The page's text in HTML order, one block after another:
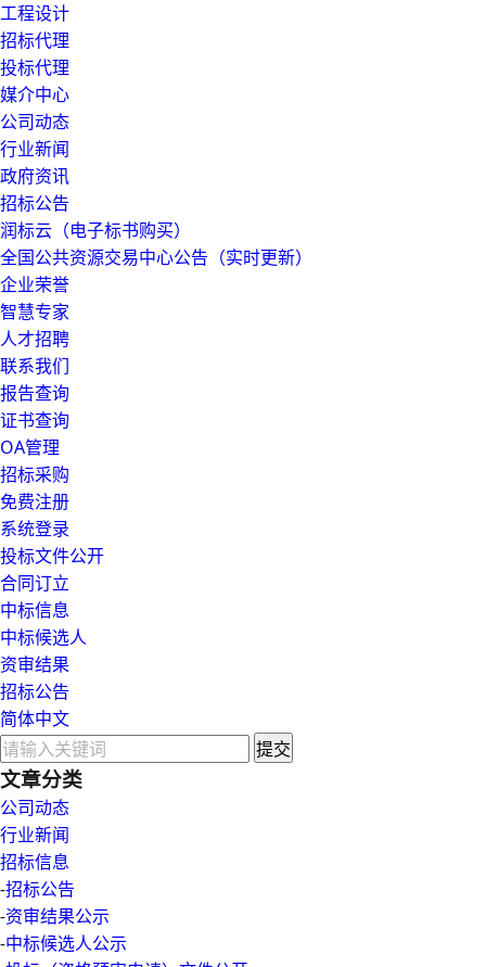
工程设计
招标代理
投标代理
媒介中心
公司动态
行业新闻
政府资讯
招标公告
润标云（电子标书购买）
全国公共资源交易中心公告（实时更新）
企业荣誉
智慧专家
人才招聘
联系我们
报告查询
证书查询
OA管理
招标采购
免费注册
系统登录
投标文件公开
合同订立
中标信息
中标候选人
资审结果
招标公告
简体中文
提交
文章分类
公司动态
行业新闻
招标信息
-招标公告
-资审结果公示
-中标候选人公示